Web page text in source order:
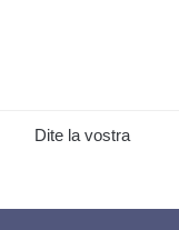
Dite la vostra